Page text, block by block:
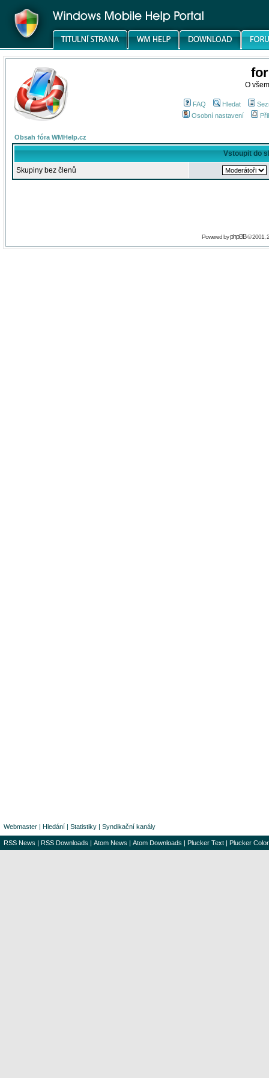
O
FAQ Hledat
Osobní nastavení
Obsah fóra WMHelp.cz
Vstoupit do
Skupiny bez členů
Powered byphpBB© 2001,
Webmaster | Hledání | Statistiky | Syndikační kanály
RSS News | RSS Downloads | Atom News | Atom Downloads | Plucker Text | Plucker Color